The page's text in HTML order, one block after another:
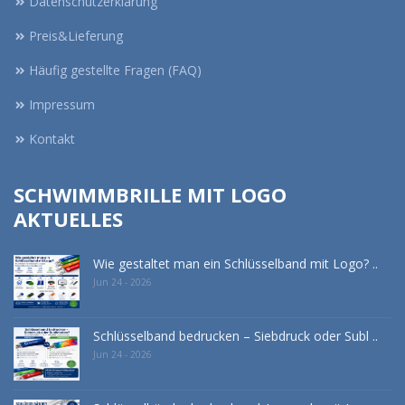
Preis&Lieferung
Häufig gestellte Fragen (FAQ)
Impressum
Kontakt
SCHWIMMBRILLE MIT LOGO
AKTUELLES
Wie gestaltet man ein Schlüsselband mit Logo? ..
Jun 24 - 2026
Schlüsselband bedrucken – Siebdruck oder Subl ..
Jun 24 - 2026